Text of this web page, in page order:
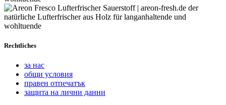
Rechtliches
за нас
общи условия
правен отпечатък
защита на лични данни